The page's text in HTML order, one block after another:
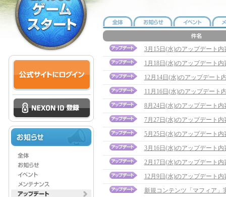
3月15日(水)のアップデート内
1月18日(水)のアップデート内
12月14日(水)のアップデート
11月16日(水)のアップデート
8月24日(水)のアップデート内
7月27日(水)のアップデート内
5月25日(水)のアップデート内
3月16日(水)のアップデート内
2月17日(水)のアップデート内
12月9日(水)のアップデート内
新規コンテンツ「マフィア」